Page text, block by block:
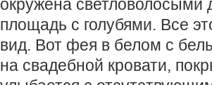
окружена светловолосыми
площадь с голубями. Все
вид. Вот фея в белом с
на свадебной кровати,